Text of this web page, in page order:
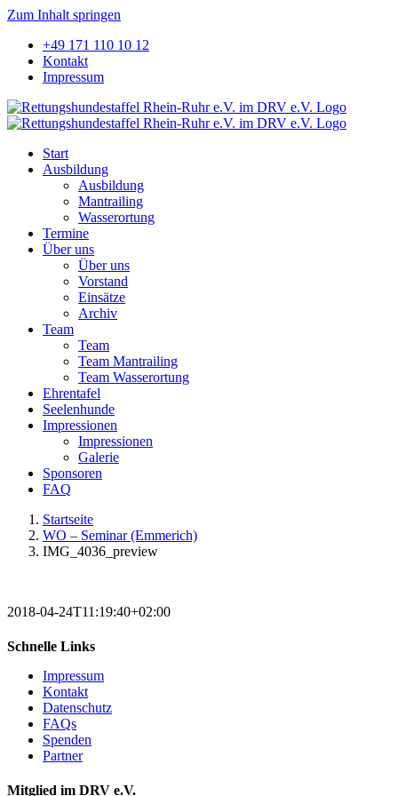
Zum Inhalt springen
+49 171 110 10 12
Kontakt
Impressum
Start
Ausbildung
Ausbildung
Mantrailing
Wasserortung
Termine
Über uns
Über uns
Vorstand
Einsätze
Archiv
Team
Team
Team Mantrailing
Team Wasserortung
Ehrentafel
Seelenhunde
Impressionen
Impressionen
Galerie
Sponsoren
FAQ
Startseite
WO – Seminar (Emmerich)
IMG_4036_preview
2018-04-24T11:19:40+02:00
Schnelle Links
Impressum
Kontakt
Datenschutz
FAQs
Spenden
Partner
Mitglied im DRV e.V.